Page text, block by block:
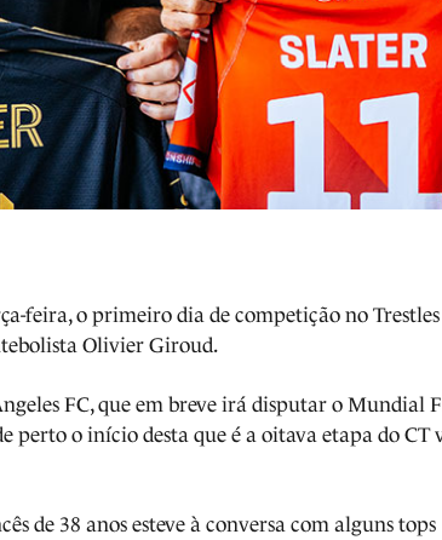
feira, o primeiro dia de competição no
Olivier Giroud.
FC, que em breve irá disputar o Mundial
perto o início desta que é a oitava etapa do CT
de 38 anos esteve à conversa com alguns tops